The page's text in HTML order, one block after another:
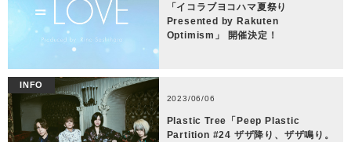
「イコラブヨコハマ夏祭り
Presented by Rakuten
Optimism」 開催決定！
INFO
2023/06/06
Plastic Tree「Peep Plastic
Partition #24 ザザ降り、ザザ鳴り。